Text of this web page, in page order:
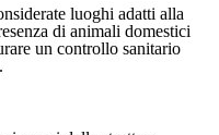
luoghi adatti alla
di animali domestici
un controllo sanitario